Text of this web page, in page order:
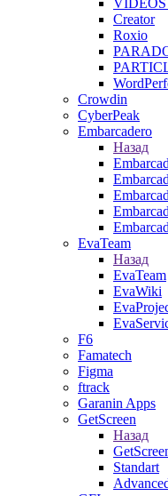
Creator
Roxio
Crowdin
CyberPeak
Embarcadero
Назад
EvaTeam
Назад
EvaTeam
EvaWiki
F6
Famatech
Figma
ftrack
Garanin Apps
GetScreen
Назад
Standart